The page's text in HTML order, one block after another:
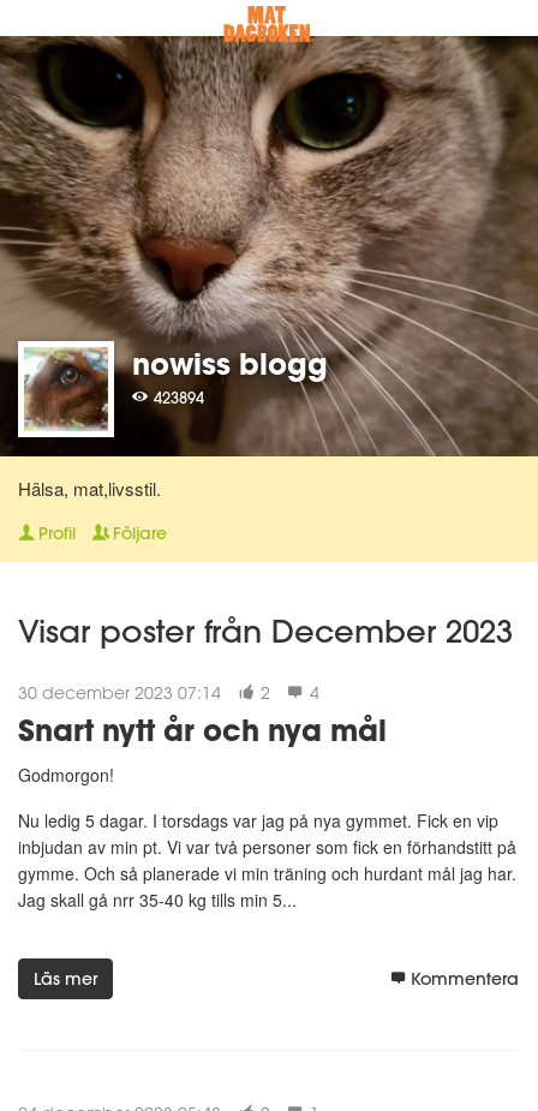
nowiss blogg
423894
Hälsa, mat,livsstil.
Profil Följare
Visar poster från December 2023
30 december 2023 07:14 2 4
Snart nytt år och nya mål
Godmorgon!
Nu ledig 5 dagar. I torsdags var jag på nya gymmet. Fick en vip
inbjudan av min pt. Vi var två personer som fick en förhandstitt på
gymme. Och så planerade vi min träning och hurdant mål jag har.
Jag skall gå nrr 35-40 kg tills min 5...
Läs mer Kommentera